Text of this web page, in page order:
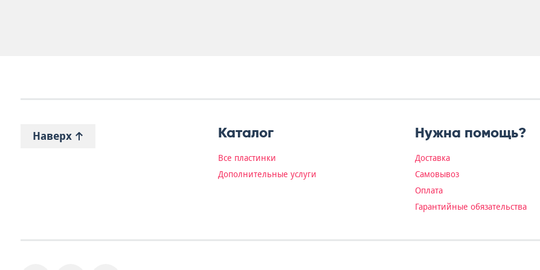
Наверх Каталог
Все пластинки
Дополнительные услуги
Нужна помощь?
Доставка
Самовывоз
Оплата
Гарантийные обязательства